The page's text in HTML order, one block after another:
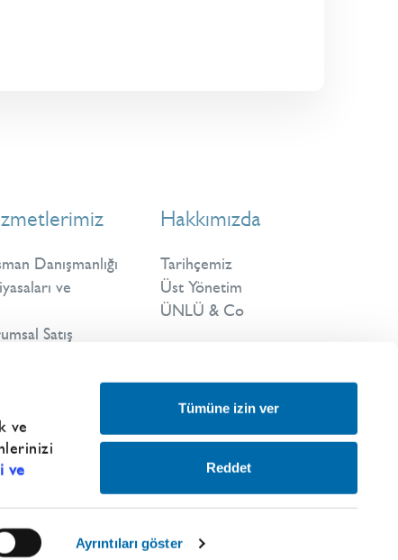
ve
ve
Ayrıntıları göster
Tümüne izin ver
Reddet
Danışmanlığı
ve
Satış
Hakkımızda
Tarihçemiz
Üst Yönetim
ÜNLÜ & Co